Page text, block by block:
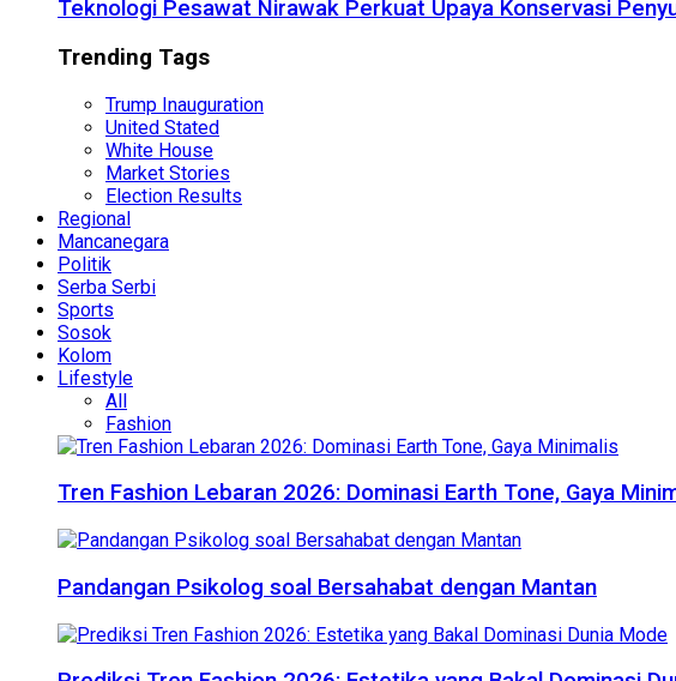
Teknologi Pesawat Nirawak Perkuat Upaya Konservasi
Trending Tags
Trump Inauguration
United Stated
White House
Market Stories
Election Results
Regional
Mancanegara
Politik
Serba Serbi
Sports
Sosok
Kolom
Lifestyle
All
Fashion
Tren Fashion Lebaran 2026: Dominasi Earth Tone, Gaya
Pandangan Psikolog soal Bersahabat dengan Mantan